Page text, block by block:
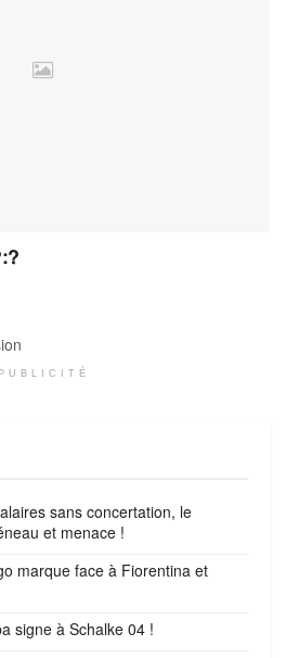
PUBLICITÉ
sans concertation, le
et menace !
marque face à Fiorentina et
signe à Schalke 04 !